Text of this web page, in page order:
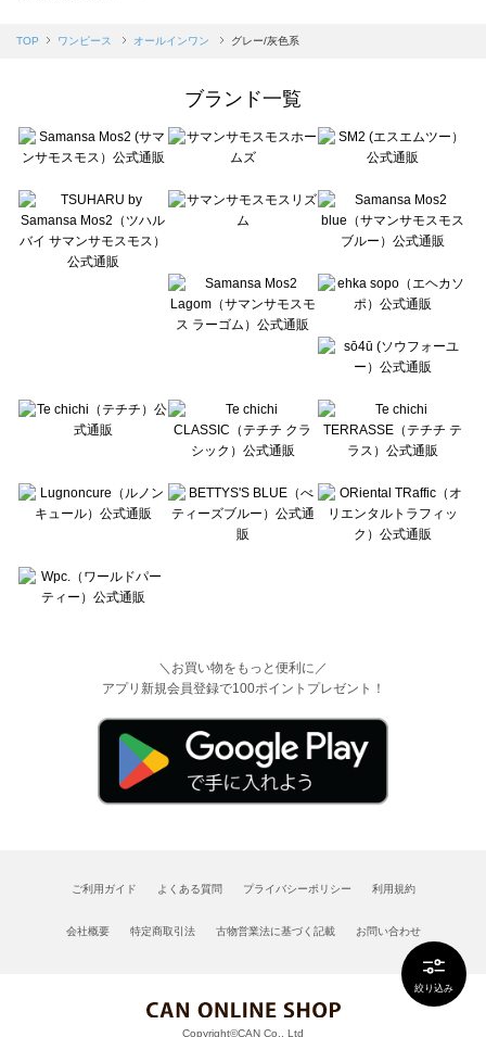
絞り込み
Samansa Mos2 blue（サマンサモスモス ブルー）のオールインワン一覧
sō4ū（ソウフォーユー）のオールインワン一覧
Te chichi（テチチ）のオールインワン一覧
Te chichi CLASSIC（テチチ クラシック）のオールインワン一覧
Lugnoncure（ルノンキュール）のオールインワン一覧
BETTY'S BLUE（べティーズブルー）のオールインワン一覧
Wpc.（ワールドパーティー）のオールインワン一覧
TOP ワンピース オールインワン グレー/灰色系
ブランド一覧
＼お買い物をもっと便利に／
アプリ新規会員登録で100ポイントプレゼント！
ご利用ガイド よくある質問 プライバシーポリシー 利用規約
会社概要 特定商取引法 古物営業法に基づく記載 お問い合わせ
Copyright©CAN Co., Ltd